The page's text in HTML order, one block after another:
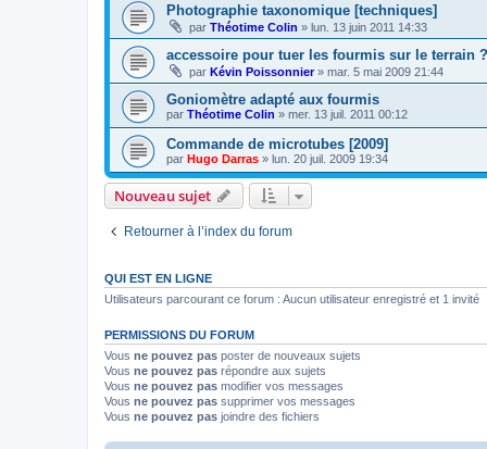
Photographie taxonomique [techniques]
par Théotime Colin » lun. 13 juin 2011 14:33
accessoire pour tuer les fourmis sur le terrain ?
par Kévin Poissonnier» mar. 5 mai 2009 21:44
Goniomètre adapté aux fourmis
par Théotime Colin » mer. 13 juil. 2011 00:12
Commande de microtubes [2009]
par Hugo Darras » lun. 20 juil. 2009 19:34
Nouveau sujet
Retourner à l’index du forum
QUI EST EN LIGNE
Utilisateurs parcourant ce forum : Aucun utilisateur enregistré et 1 invité
PERMISSIONS DU FORUM
Vous ne pouvez pas poster de nouveaux sujets
Vous ne pouvez pas répondre aux sujets
Vous ne pouvez pas modifier vos messages
Vous ne pouvez pas supprimer vos messages
Vous ne pouvez pas joindre des fichiers